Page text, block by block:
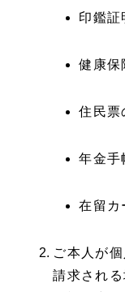
印鑑証
健康保
住民票
年金手
在留カ
ご本人が
請求される